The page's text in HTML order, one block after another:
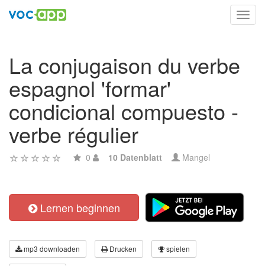
La conjugaison du verbe
espagnol 'formar'
condicional compuesto -
verbe régulier
0 10 Datenblatt Mangel
Lernen beginnen
mp3 downloaden Drucken spielen